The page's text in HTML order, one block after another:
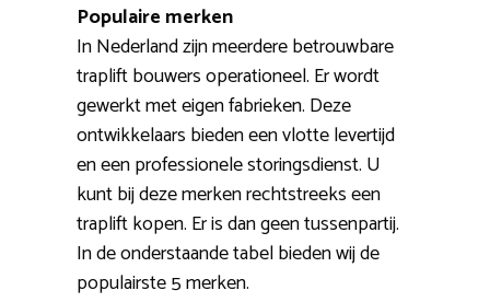
Populaire merken
In Nederland zijn meerdere betrouwbare
traplift bouwers operationeel. Er wordt
gewerkt met eigen fabrieken. Deze
ontwikkelaars bieden een vlotte levertijd
en een professionele storingsdienst. U
kunt bij deze merken rechtstreeks een
traplift kopen. Er is dan geen tussenpartij.
In de onderstaande tabel bieden wij de
populairste 5 merken.